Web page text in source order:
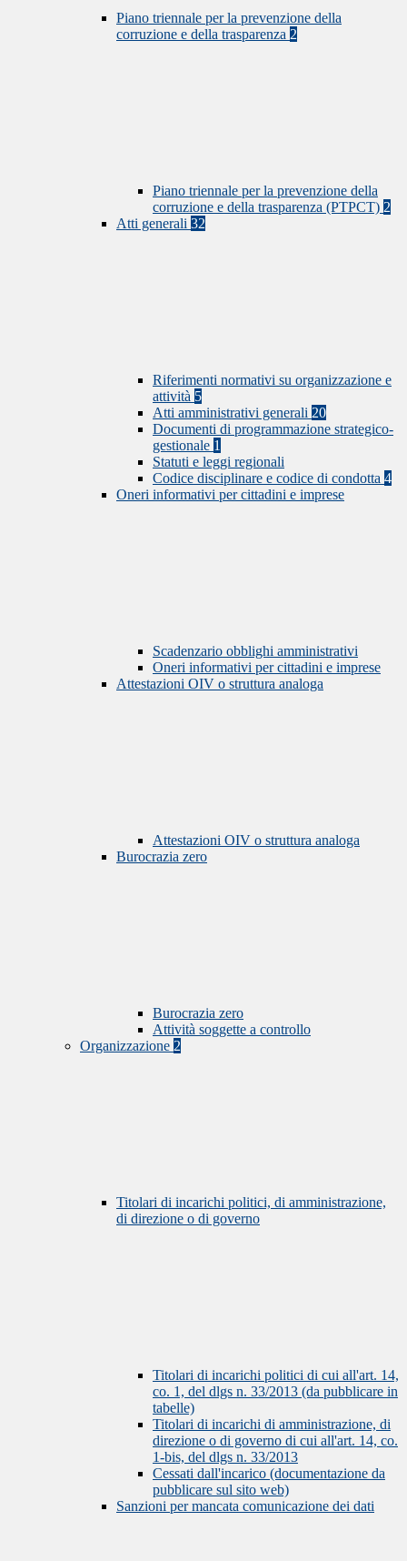
Piano triennale per la prevenzione della
corruzione e della trasparenza 2
Piano triennale per la prevenzione della
corruzione e della trasparenza (PTPCT) 2
Atti generali 32
Riferimenti normativi su organizzazione e
attività 5
Atti amministrativi generali 20
Documenti di programmazione strategico-
gestionale 1
Statuti e leggi regionali
Codice disciplinare e codice di condotta 4
Oneri informativi per cittadini e imprese
Scadenzario obblighi amministrativi
Oneri informativi per cittadini e imprese
Attestazioni OIV o struttura analoga
Attestazioni OIV o struttura analoga
Burocrazia zero
Burocrazia zero
Attività soggette a controllo
Organizzazione 2
Titolari di incarichi politici, di amministrazione,
di direzione o di governo
Titolari di incarichi politici di cui all'art. 14,
co. 1, del dlgs n. 33/2013 (da pubblicare in
tabelle)
Titolari di incarichi di amministrazione, di
direzione o di governo di cui all'art. 14, co.
1-bis, del dlgs n. 33/2013
Cessati dall'incarico (documentazione da
pubblicare sul sito web)
Sanzioni per mancata comunicazione dei dati